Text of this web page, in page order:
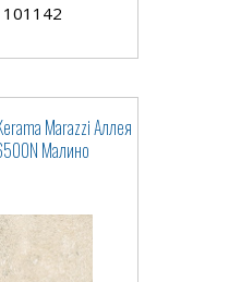
101142
Marazzi Аллея
Малино